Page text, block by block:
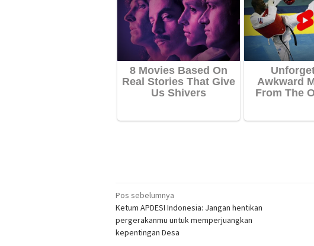
Navigasi
pos
Pos sebelumnya
Ketum APDESI Indonesia: Jangan hentikan
pergerakanmu untuk memperjuangkan
kepentingan Desa